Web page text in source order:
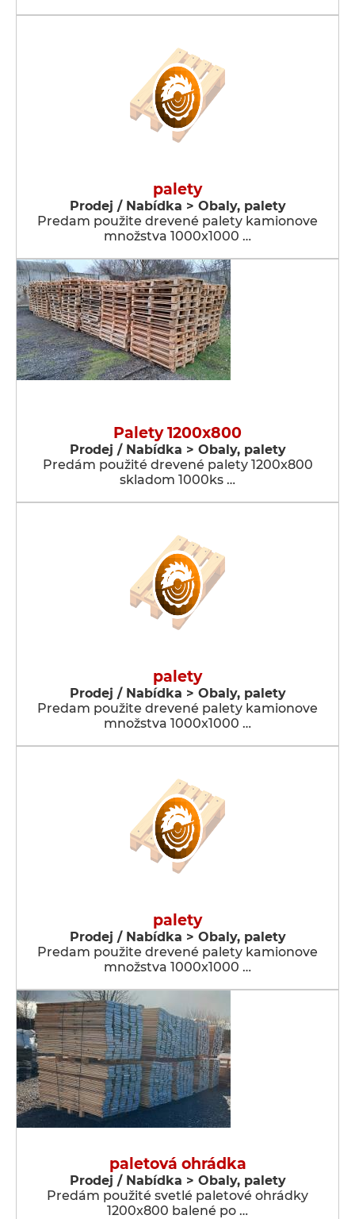
palety
Prodej / Nabídka > Obaly, palety
Predam použite drevené palety kamionove
množstva 1000x1000 …
Palety 1200x800
Prodej / Nabídka > Obaly, palety
Predám použité drevené palety 1200x800
skladom 1000ks …
palety
Prodej / Nabídka > Obaly, palety
Predam použite drevené palety kamionove
množstva 1000x1000 …
palety
Prodej / Nabídka > Obaly, palety
Predam použite drevené palety kamionove
množstva 1000x1000 …
paletová ohrádka
Prodej / Nabídka > Obaly, palety
Predám použité svetlé paletové ohrádky
1200x800 balené po …